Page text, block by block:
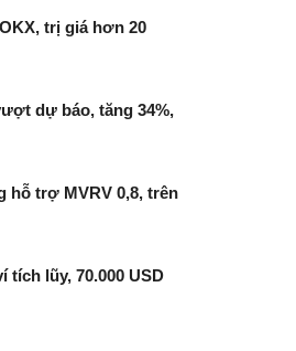
trị giá hơn 20
dự báo, tăng 34%,
hỗ trợ MVRV 0,8, trên
tích lũy, 70.000 USD